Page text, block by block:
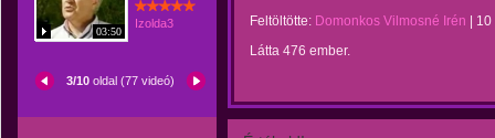
03:50
Izolda3
3/10 oldal (77 videó)
Feltöltötte: Domonkos Vilmosné Irén
10
Látta 476 ember.